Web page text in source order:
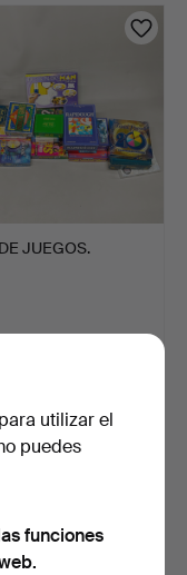
JUEGOS.
utilizar el
puedes
funciones